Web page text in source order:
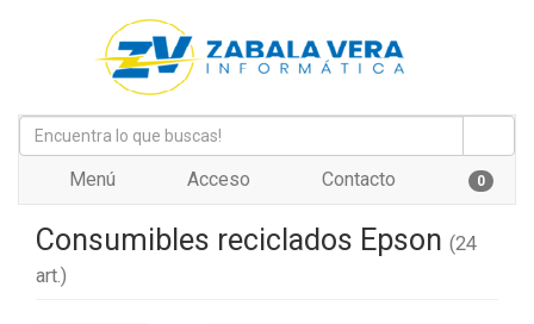
Menú Acceso Contacto 0
Consumibles reciclados Epson (24
art.)